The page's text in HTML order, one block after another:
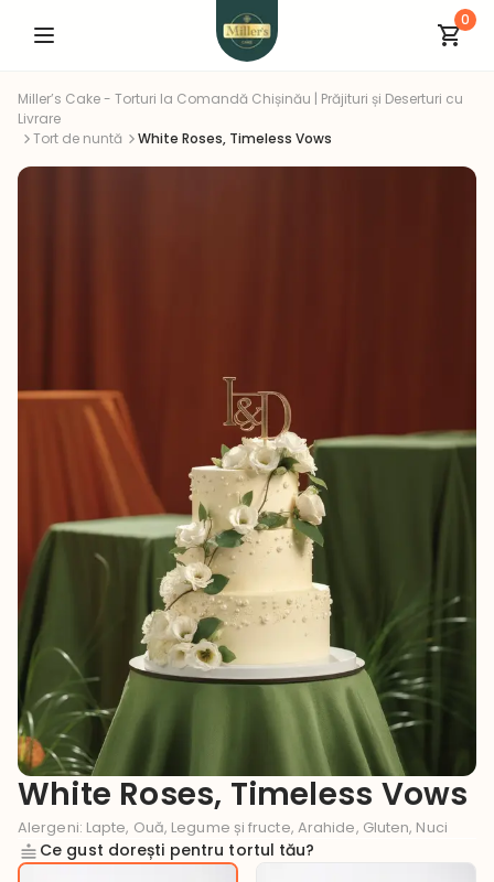
0
Miller’s Cake - Torturi la Comandă Chișinău | Prăjituri și Deserturi cu
Livrare
Tort de nuntă
White Roses, Timeless Vows
White Roses, Timeless Vows
Alergeni: Lapte, Ouă, Legume și fructe, Arahide, Gluten, Nuci
Ce gust dorești pentru tortul tău?